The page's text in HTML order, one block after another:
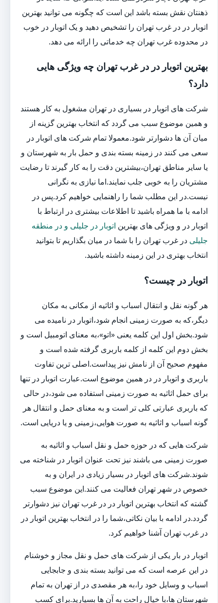
ذهنتان نقش بسته باشد این است که چگونه می توانید بهترین
اتوبار در در غرب تهران را تشخیص دهید و یک اتوبار در خوب
در محدوده غرب تهران چه خدماتی را ارائه می دهد.
بهترین اتوبار در در غرب تهران چه ویژگی هایی
دارد؟
شرکت های اتوبار در بسیاری در تهران مشغول به کار هستند
و همین موضوع سبب می گردد که انتخاب بهترین گزینه از
میان آن ها دشوارتر شود.معمولا تمام شرکت های اتوبار در
سعی می کنند در زمینه بسته بندی و حمل بار به شهرستان و
یا سایر مناطق تهران،بیشترین دقت را به کار گیرند تا رضایت
مشتریان را به خوبی جلب نمایند.اما نیازی به نگرانی
نیست.در این مطلب شما را راهنمایی خواهیم کرد.پس در
ادامه با ما همراه باشید تا اطلاعات بیشتری در ارتباط با
اتوبار در و ویژگی های بهترین اتوبار در جلیلی و در منطقه
جلیلی در غرب تهران را با شما در میان بگذاریم تا بتوانید
انتخاب بهتری در این زمینه داشته باشید.
اتوبار در چیست؟
هر گونه نقل و انتقال اسباب و اثاثیه از مکانی به مکان
دیگر،که به صورت زمینی انجام شود،اتوبار در نامیده می
شود.بخش اول این کلمه یعنی «اتو»،به معنای اتومبیل است و
بخش دوم این کلمه از کلمه باربری گرفته شده است و
مفهوم صحیح آن از نامش نیز پیداست.اصلی ترین تفاوت
باربری و اتوبار در در همین موضوع است.عبارت اتوبار در تنها
برای حمل اثاثیه به صورت زمینی استفاده می شود،در حالی
که باربری عبارتی کلی تر است و به معنای حمل و انتقال هر
گونه اسباب و اثاثیه به صورت هوایی،زمینی و یا دریایی است.
شرکت هایی که در حوزه حمل و نقل اسباب و اثاثیه به
صورت زمینی می باشند نیز تحت عنوان اتوبار در شناخته می
شوند.شرکت های اتوبار در بسیار زیادی در ایران و به
خصوص در شهر تهران فعالیت می کنند.این موضوع سبب
گشته که انتخاب بهترین اتوبار در در غرب تهران نیز دشوارتر
گردد.در ادامه با بیان نکاتی،شما را در انتخاب بهترین اتوبار در
در غرب تهران آشنا خواهیم کرد.
اتوبار در بار یکی از شرکت های حمل و نقل مجاز و خوشنام
در این عرصه است که می توانید بسته بندی و جابجایی
اسباب و وسایل خود را،به هر مقصدی در از تهران به تمام
شهرستان ها،با خیال راحت به آن ها بسپارید.برای کسب